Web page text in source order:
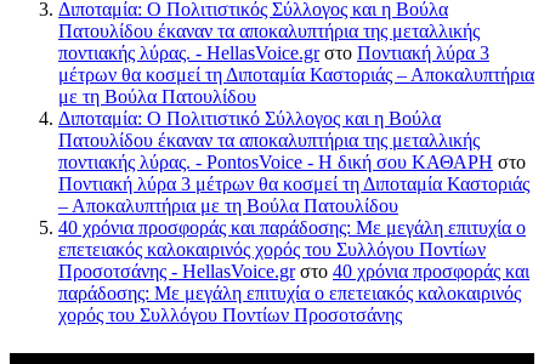
Διποταμία: Ο Πολιτιστικός Σύλλογος και η Βούλα
Πατουλίδου έκαναν τα αποκαλυπτήρια της μεταλλικής
ποντιακής λύρας. - HellasVoice.grστο Ποντιακή λύρα 3
μέτρων θα κοσμεί τη Διποταμία Καστοριάς – Αποκαλυπτήρια
με τη Βούλα Πατουλίδου
Διποταμία: Ο Πολιτιστικό Σύλλογος και η Βούλα
Πατουλίδου έκαναν τα αποκαλυπτήρια της μεταλλικής
ποντιακής λύρας. - PontosVoice - H δική σου ΚΑΘΑΡΗ στο
Ποντιακή λύρα 3 μέτρων θα κοσμεί τη Διποταμία Καστοριάς
– Αποκαλυπτήρια με τη Βούλα Πατουλίδου
40 χρόνια προσφοράς και παράδοσης: Με μεγάλη επιτυχία ο
επετειακός καλοκαιρινός χορός του Συλλόγου Ποντίων
Προσοτσάνης - HellasVoice.grστο 40 χρόνια προσφοράς και
παράδοσης: Με μεγάλη επιτυχία ο επετειακός καλοκαιρινός
χορός του Συλλόγου Ποντίων Προσοτσάνης